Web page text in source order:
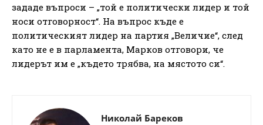
зададе въпроси – „той е политически лидер и той
носи отговорност“. На въпрос къде е
политическият лидер на партия „Величие“, след
като не е в парламента, Марков отговори, че
лидерът им е „където трябва, на мястото си“.
Николай Бареков